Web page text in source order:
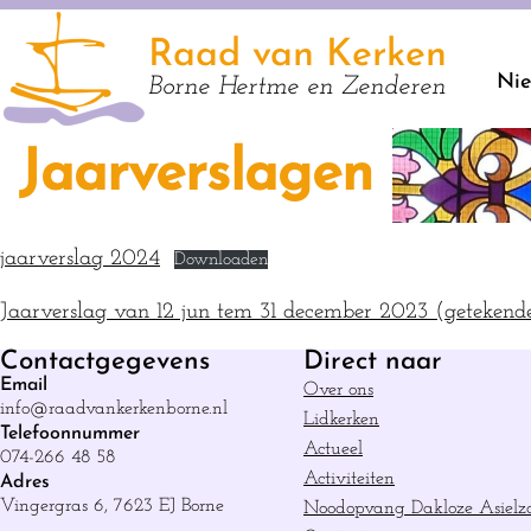
Raad van Kerken
Borne Hertme en Zenderen
Jaarverslagen
jaarverslag 2024 Downloaden
Jaarverslag van 12 jun tem 31 december 2023
Contactgegevens
Email
info@raadvankerkenborne.nl
Telefoonnummer
074-266 48 58
Adres
Vingergras 6, 7623 EJ Borne
Direct naar
Over ons
Lidkerken
Actueel
Activiteiten
Noodopvang Dakloze